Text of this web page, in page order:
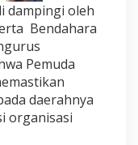
dampingi oleh
Bendahara
Pemuda
daerahnya
organisasi